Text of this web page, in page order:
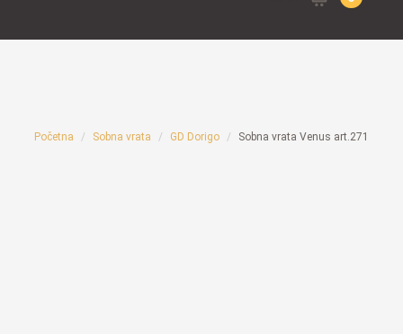
Početna Sobna vrata GD Dorigo Sobna vrata Venus art.271